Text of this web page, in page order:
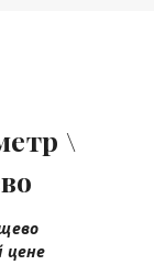
\
цене